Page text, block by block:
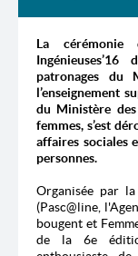
La
patronages du
l’enseignement
du Ministère
femmes, s’est
affaires sociales
personnes.
Organisée par
(Pasc@line,
bougent et
de la 6e